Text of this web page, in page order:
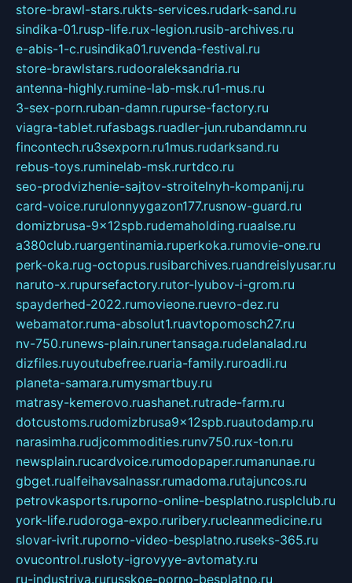
store-brawl-stars.rukts-services.rudark-sand.ru
sindika-01.rusp-life.rux-legion.rusib-archives.ru
e-abis-1-c.rusindika01.ruvenda-festival.ru
store-brawlstars.rudooraleksandria.ru
antenna-highly.rumine-lab-msk.ru1-mus.ru
3-sex-porn.ruban-damn.rupurse-factory.ru
viagra-tablet.rufasbags.ruadler-jun.rubandamn.ru
fincontech.ru3sexporn.ru1mus.rudarksand.ru
rebus-toys.ruminelab-msk.rurtdco.ru
seo-prodvizhenie-sajtov-stroitelnyh-kompanij.ru
card-voice.rurulonnyygazon177.rusnow-guard.ru
domizbrusa-9x12spb.rudemaholding.ruaalse.ru
a380club.ruargentinamia.ruperkoka.rumovie-one.ru
perk-oka.rug-octopus.rusibarchives.ruandreislyusar.ru
naruto-x.rupursefactory.rutor-lyubov-i-grom.ru
spayderhed-2022.rumovieone.ruevro-dez.ru
webamator.ruma-absolut1.ruavtopomosch27.ru
nv-750.runews-plain.runertansaga.rudelanalad.ru
dizfiles.ruyoutubefree.ruaria-family.ruroadli.ru
planeta-samara.rumysmartbuy.ru
matrasy-kemerovo.ruashanet.rutrade-farm.ru
dotcustoms.rudomizbrusa9x12spb.ruautodamp.ru
narasimha.rudjcommodities.runv750.rux-ton.ru
newsplain.rucardvoice.rumodopaper.rumanunae.ru
gbget.rualfeihavsalnassr.rumadoma.rutajuncos.ru
petrovkasports.ruporno-online-besplatno.rusplclub.ru
york-life.rudoroga-expo.ruribery.rucleanmedicine.ru
slovar-ivrit.ruporno-video-besplatno.ruseks-365.ru
ovucontrol.rusloty-igrovyye-avtomaty.ru
ru-industriya.rurusskoe-porno-besplatno.ru